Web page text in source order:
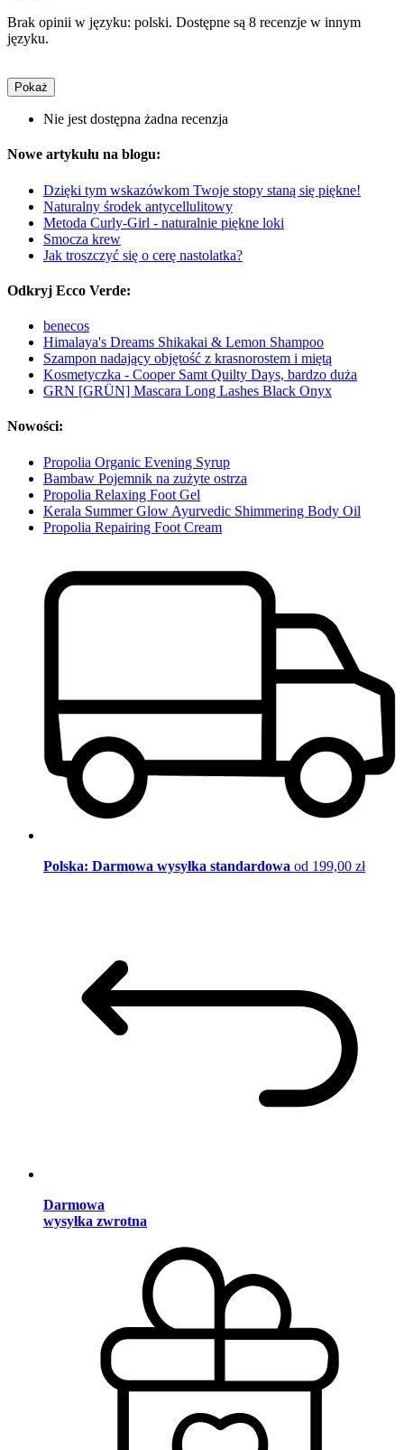
Brak opinii w języku: polski. Dostępne są 8 recenzje w innym
języku.
Pokaż
Nie jest dostępna żadna recenzja
Nowe artykułu na blogu:
Dzięki tym wskazówkom Twoje stopy staną się piękne!
Naturalny środek antycellulitowy
Metoda Curly-Girl - naturalnie piękne loki
Smocza krew
Jak troszczyć się o cerę nastolatka?
Odkryj Ecco Verde:
benecos
Himalaya's Dreams Shikakai & Lemon Shampoo
Szampon nadający objętość z krasnorostem i miętą
Kosmetyczka - Cooper Samt Quilty Days, bardzo duża
GRN [GRÜN] Mascara Long Lashes Black Onyx
Nowości:
Propolia Organic Evening Syrup
Bambaw Pojemnik na zużyte ostrza
Propolia Relaxing Foot Gel
Kerala Summer Glow Ayurvedic Shimmering Body Oil
Propolia Repairing Foot Cream
Polska: Darmowa wysyłka standardowa od 199,00 zł
Darmowa
wysyłka zwrotna